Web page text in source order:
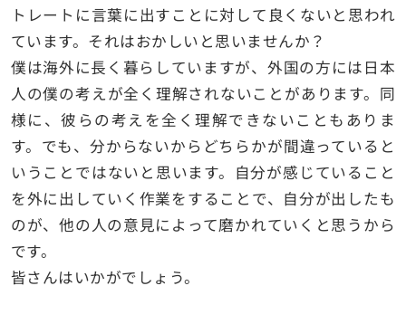
トレートに言葉に出すことに対して良くないと思われ
ています。それはおかしいと思いませんか？
僕は海外に長く暮らしていますが、外国の方には日本
人の僕の考えが全く理解されないことがあります。同
様に、彼らの考えを全く理解できないこともありま
す。でも、分からないからどちらかが間違っていると
いうことではないと思います。自分が感じていること
を外に出していく作業をすることで、自分が出したも
のが、他の人の意見によって磨かれていくと思うから
です。
皆さんはいかがでしょう。